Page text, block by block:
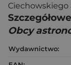
Obcy
Wydawnictwo: